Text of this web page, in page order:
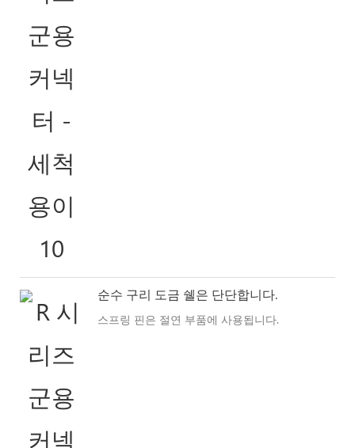
순수 구리 도금 쉘은 단단합니다.
스프링 핀은 절연 부품에 사용됩니다.